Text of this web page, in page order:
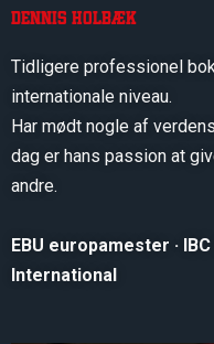
Dennis holbæk
Tidligere professionel
internationale niveau.
Har mødt nogle af
dag er hans passion at
andre.
EBU europamester ·
International